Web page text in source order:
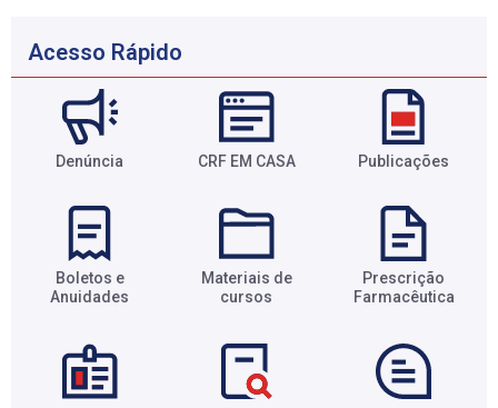
Acesso Rápido
Denúncia CRF EM CASA Publicações
Boletos e
Anuidades​
Materiais de
cursos​
Prescrição
Farmacêutica​